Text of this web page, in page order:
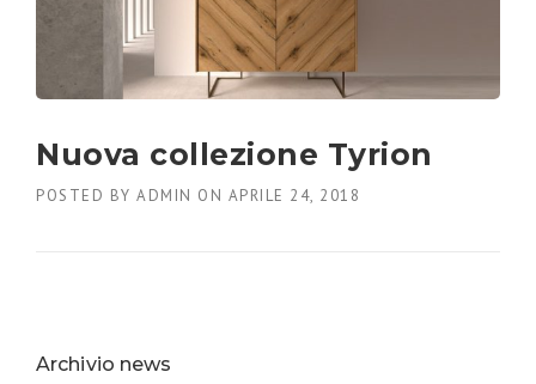
Nuova collezione Tyrion
POSTED BY ADMIN ON APRILE 24, 2018
Archivio news